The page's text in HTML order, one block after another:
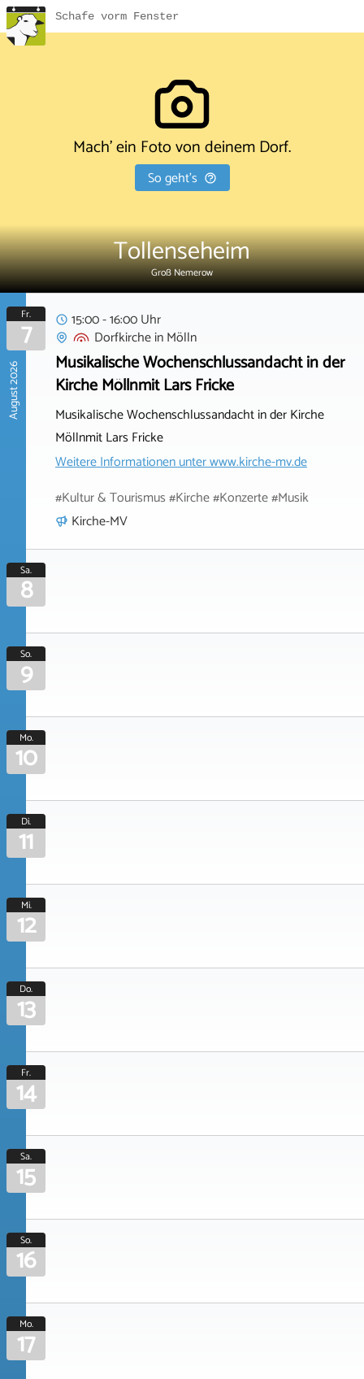
Schafe vorm Fenster
Mach' ein Foto von deinem Dorf.
So geht's
Tollenseheim
Groß Nemerow
August 2026
Fr.
7
15:00 - 16:00 Uhr
DorfkircheinMölln
Musikalische Wochenschlussandacht in der
Kirche Möllnmit Lars Fricke
Musikalische Wochenschlussandacht in der Kirche
Möllnmit Lars Fricke
Weitere Informationen unterwww.kirche-mv.de
#Kultur & Tourismus #Kirche #Konzerte #Musik
Kirche-MV
Sa.
8
So.
9
Mo.
10
Di.
11
Mi.
12
Do.
13
Fr.
14
Sa.
15
So.
16
Mo.
17